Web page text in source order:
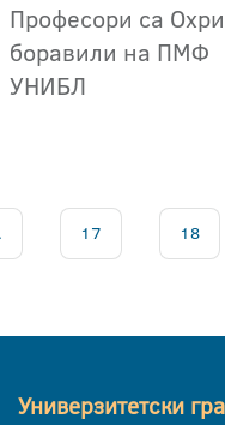
Професори са
боравили на ПМФ
УНИБЛ
17 18
Универзитетски